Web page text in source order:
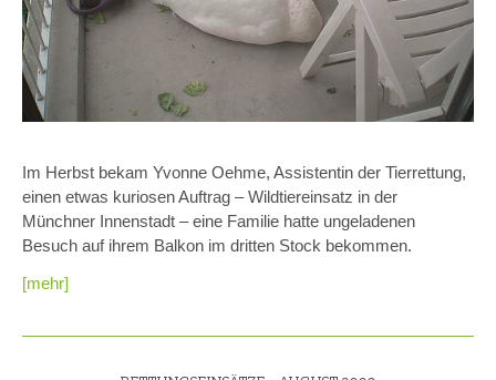
Im Herbst bekam Yvonne Oehme, Assistentin der Tierrettung,
einen etwas kuriosen Auftrag – Wildtiereinsatz in der
Münchner Innenstadt – eine Familie hatte ungeladenen
Besuch auf ihrem Balkon im dritten Stock bekommen.
[mehr]